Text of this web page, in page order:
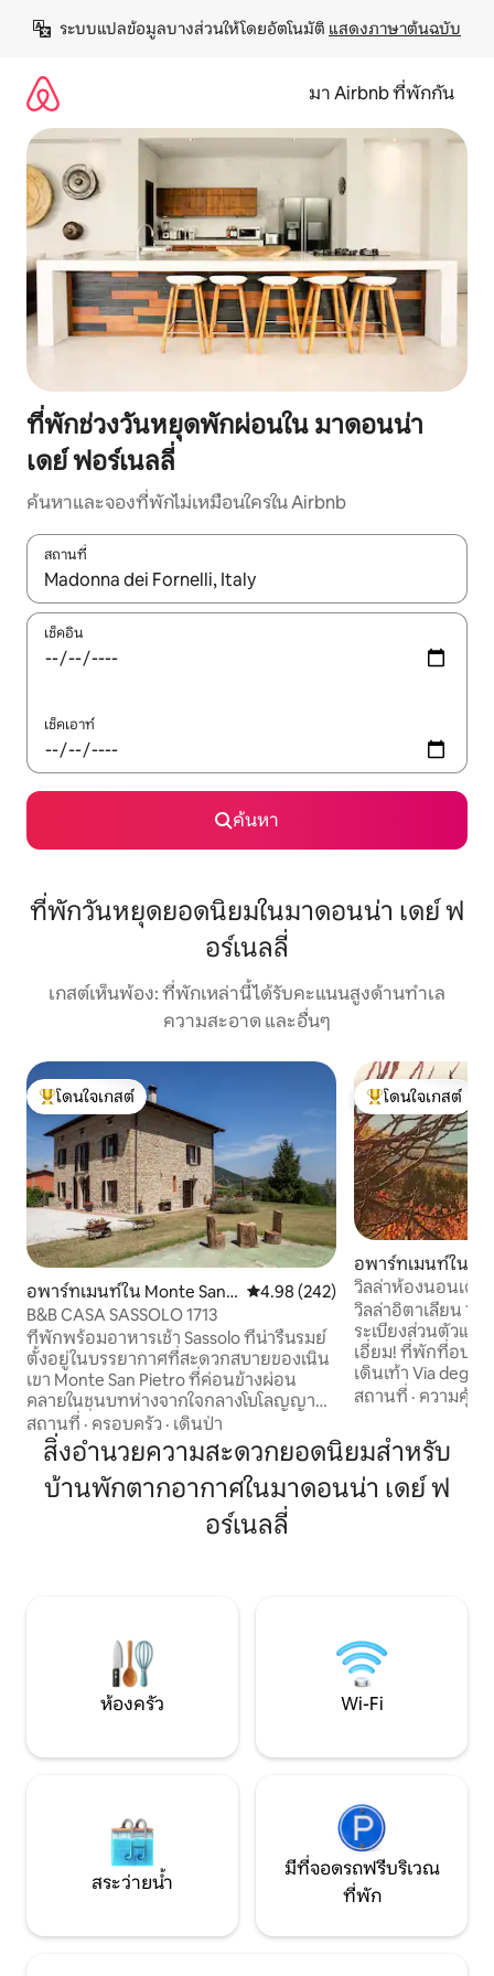
เนื้อหา
ระบบแปลข้อมูลบางส่วนให้โดยอัตโนมัติ แสดงภาษาต้นฉบับ
มา Airbnb ที่พักกัน
ที่พักช่วงวันหยุดพักผ่อนใน มาดอนน่า
เดย์ ฟอร์เนลลี่
ค้นหาและจองที่พักไม่เหมือนใครใน Airbnb
สถานที่
ใช้ลูกศรขึ้นลง หรือใช้การสัมผัสหรือปัด เพื่อสำรวจผลการค้นหา
เช็คอิน
เช็คเอาท์
ค้นหา
ที่พักวันหยุดยอดนิยมในมาดอนน่า เดย์ ฟ
อร์เนลลี่
เกสต์เห็นพ้อง: ที่พักเหล่านี้ได้รับคะแนนสูงด้านทำเล
ความสะอาด และอื่นๆ
โดนใจเกสต์ที่สุด
โดนใจเกสต์
อพาร์ทเมนท์ใน Monte San P
ietro
คะแนนเฉลี่ย 4.98 จาก 5, 242 รีวิว
4.98 (242)
B&B CASA SASSOLO 1713
ที่พักพร้อมอาหารเช้า Sassolo ที่น่ารื่นรมย์
ตั้งอยู่ในบรรยากาศที่สะดวกสบายของเนิน
เขา Monte San Pietro ที่ค่อนข้างผ่อน
คลายในชนบทห่างจากใจกลางโบโลญญา
20 นาทีที่คุณสามารถผ่อนคลายและ
เพลิดเพลินกับอาหารไวน์และทัวร์
วัฒนธรรม คุณจะพบสนามกอล์ฟ 2 แห่งเส้น
ทางเดินป่าไคหรือปั่นจักรยานเสือภูเขาหรือ
อาหารเช้าที่เรียกว่า Casa Sassolo 1713 เป็น
รองรับผู้เข้าพักได้สูงสุด 5 คน มีห้องใต้
หลังคาแบบเปิดโล่งขนาดใหญ่พร้อมพื้นที่
นอนพื้นที่นั่งเล่นห้องน้ำส่วนตัวทีวี
ดาวเทียมและ wi-fi
สถานที่ · ครอบครัว · เดินป่า
โดนใจเกสต์ที่สุด
โดนใจเกสต์
อพาร์ทเมนท์ใน
วิลล่าห้องนอนเดีย
เขาแอพเพนนีน
วิลล่าอิตาเลียน 1
ระเบียงส่วนตัวแล
เอี่ยม! ที่พักที่อบอุ่
เดินเท้า Via degli
นาที มีห้องครัวที่มี
ส่วนตัว เตียงควีน
จากหน้าต่างห้อง
เป็นมิตรด้านล่างป
เค้ก ซอส และพาส
เพลิดเพลินกับการ
สถานที่ · ความคุ้ม
สิ่งอำนวยความสะดวกยอดนิยมสำหรับ
บ้านพักตากอากาศในมาดอนน่า เดย์ ฟ
อร์เนลลี่
ห้องครัว Wi-Fi
สระว่ายน้ำ
มีที่จอดรถฟรีบริเวณ
ที่พัก